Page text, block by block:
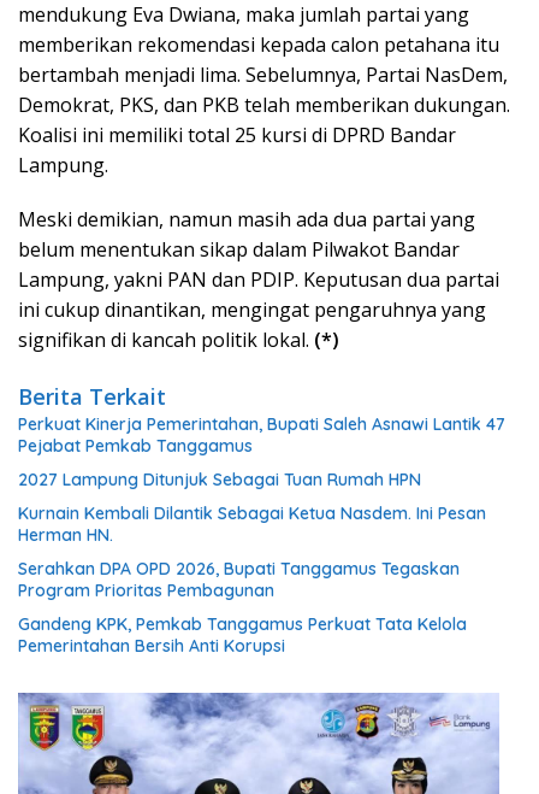
mendukung Eva Dwiana, maka jumlah partai yang
memberikan rekomendasi kepada calon petahana itu
bertambah menjadi lima. Sebelumnya, Partai NasDem,
Demokrat, PKS, dan PKB telah memberikan dukungan.
Koalisi ini memiliki total 25 kursi di DPRD Bandar
Lampung.
Meski demikian, namun masih ada dua partai yang
belum menentukan sikap dalam Pilwakot Bandar
Lampung, yakni PAN dan PDIP. Keputusan dua partai
ini cukup dinantikan, mengingat pengaruhnya yang
signifikan di kancah politik lokal. (*)
Berita Terkait
Perkuat Kinerja Pemerintahan, Bupati Saleh Asnawi Lantik 47
Pejabat Pemkab Tanggamus
2027 Lampung Ditunjuk Sebagai Tuan Rumah HPN
Kurnain Kembali Dilantik Sebagai Ketua Nasdem. Ini Pesan
Herman HN.
Serahkan DPA OPD 2026, Bupati Tanggamus Tegaskan
Program Prioritas Pembagunan
Gandeng KPK, Pemkab Tanggamus Perkuat Tata Kelola
Pemerintahan Bersih Anti Korupsi